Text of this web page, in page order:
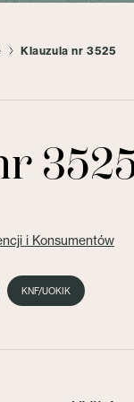
Klauzula nr 3525
i Konsumentów
KNF/UOKIK